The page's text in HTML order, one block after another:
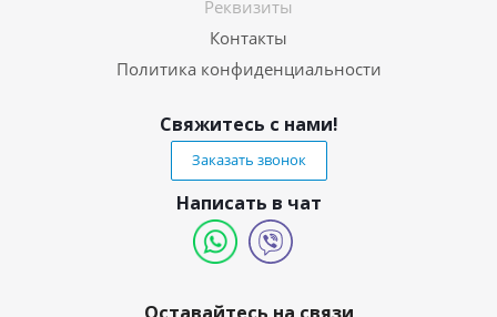
Реквизиты
Контакты
Политика конфиденциальности
Свяжитесь с нами!
Заказать звонок
Написать в чат